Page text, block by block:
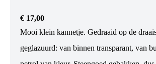
€ 17,00
Mooi klein kannetje. Gedraaid op de
geglazuurd: van binnen transparant, van buiten wit en